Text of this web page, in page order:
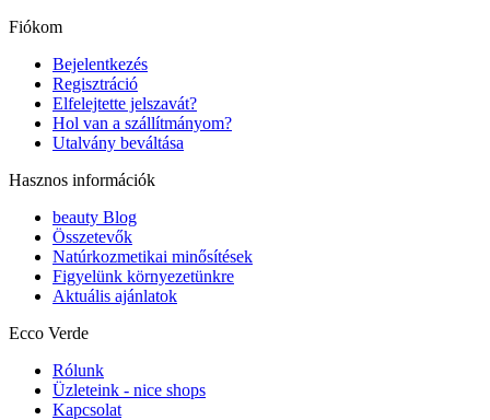
Fiókom
Bejelentkezés
Regisztráció
Elfelejtette jelszavát?
Hol van a szállítmányom?
Utalvány beváltása
Hasznos információk
beauty Blog
Összetevők
Natúrkozmetikai minősítések
Figyelünk környezetünkre
Aktuális ajánlatok
Ecco Verde
Rólunk
Üzleteink - nice shops
Kapcsolat